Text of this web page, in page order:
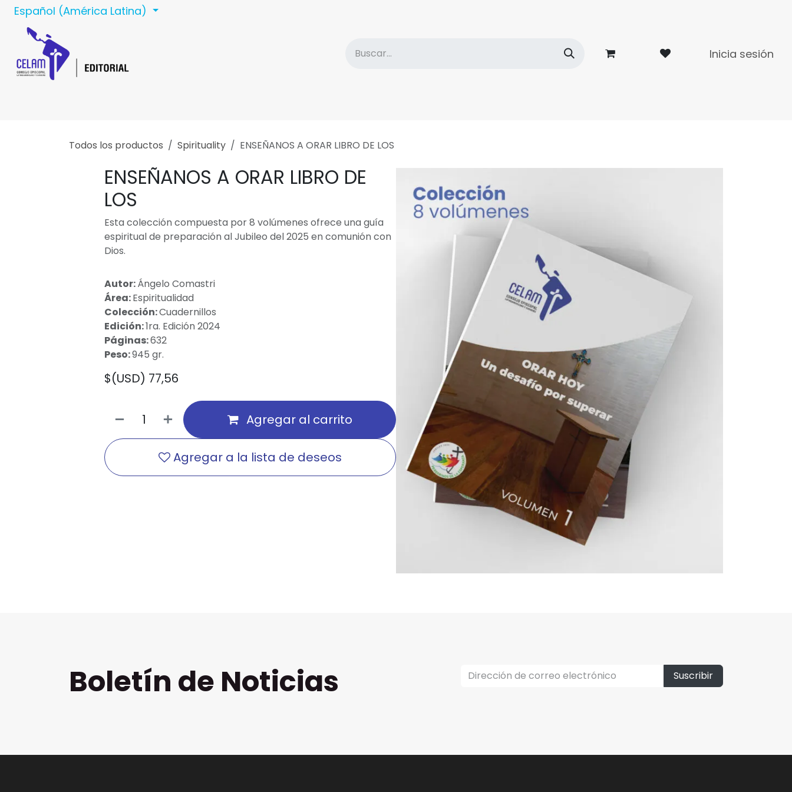
Ir al contenido
Español (América Latina)
Inicia sesión
Todos los productos Spirituality ENSEÑANOS A ORAR LIBRO DE LOS
ENSEÑANOS A ORAR LIBRO DE
LOS
Esta colección compuesta por 8 volúmenes ofrece una guía
espiritual de preparación al Jubileo del 2025 en comunión con
Dios.
Autor:Ángelo Comastri
Área:Espiritualidad
Colección:Cuadernillos
Edición:1ra. Edición 2024
Páginas:632
Peso:945 gr.
$(USD) 77,56
Agregar al carrito
Agregar a la lista de deseos
Boletín de Noticias Suscribir